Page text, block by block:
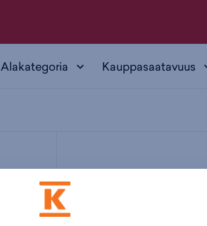
Alakategoria Kauppasaatavuus